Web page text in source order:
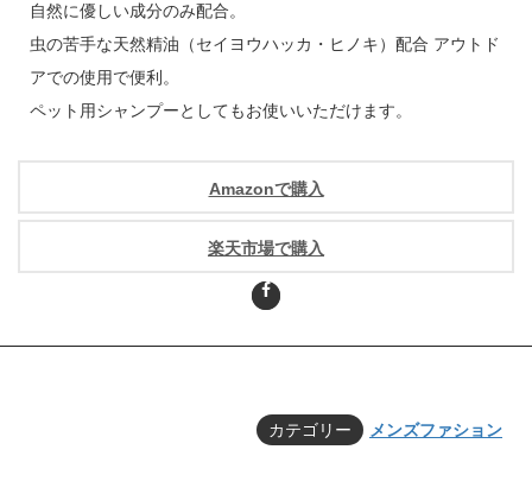
自然に優しい成分のみ配合。
虫の苦手な天然精油（セイヨウハッカ・ヒノキ）配合 アウトド
アでの使用で便利。
ペット用シャンプーとしてもお使いいただけます。
Amazonで購入
楽天市場で購入
カテゴリー メンズファション